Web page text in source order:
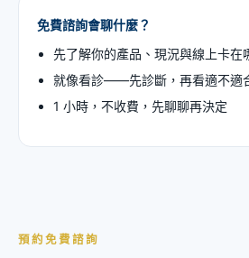
免費諮詢會聊什麼？
先了解你的產品、現況與線上卡在
就像看診——先診斷，再看適不適
1 小時，不收費，先聊聊再決定
預約免費諮詢